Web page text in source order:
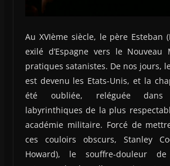
Au XVIème siècle, le père Esteban
exilé d’Espagne vers le Nouveau
pratiques satanistes. De nos jours,
est devenu les Etats-Unis, et la
été oubliée, reléguée dans
labyrinthiques de la plus
académie militaire. Forcé de
ces couloirs obscurs, Stanley
Howard), le souffre-douleur de